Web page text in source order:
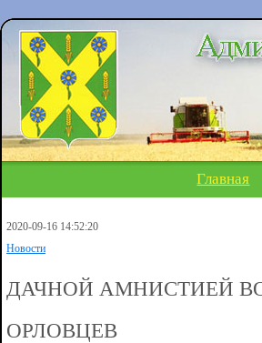
Главная
2020-09-16 14:52:20
Новости
ДАЧНОЙ АМНИСТИЕЙ
ОРЛОВЦЕВ